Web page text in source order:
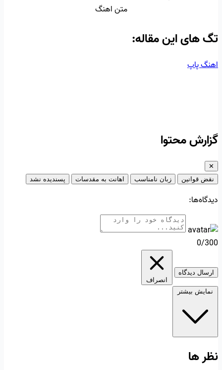
متن اهنگ
تگ‌ های این مقاله:
اهنگ پاپ
گزارش محتوا
✕
نقض قوانین
زبان نامناسب اهانت به مقدسات پسندیده نشد
دیدگاه‌ها:
0/300
ارسال دیدگاه
انصراف
نمایش بیشتر
نظر ها